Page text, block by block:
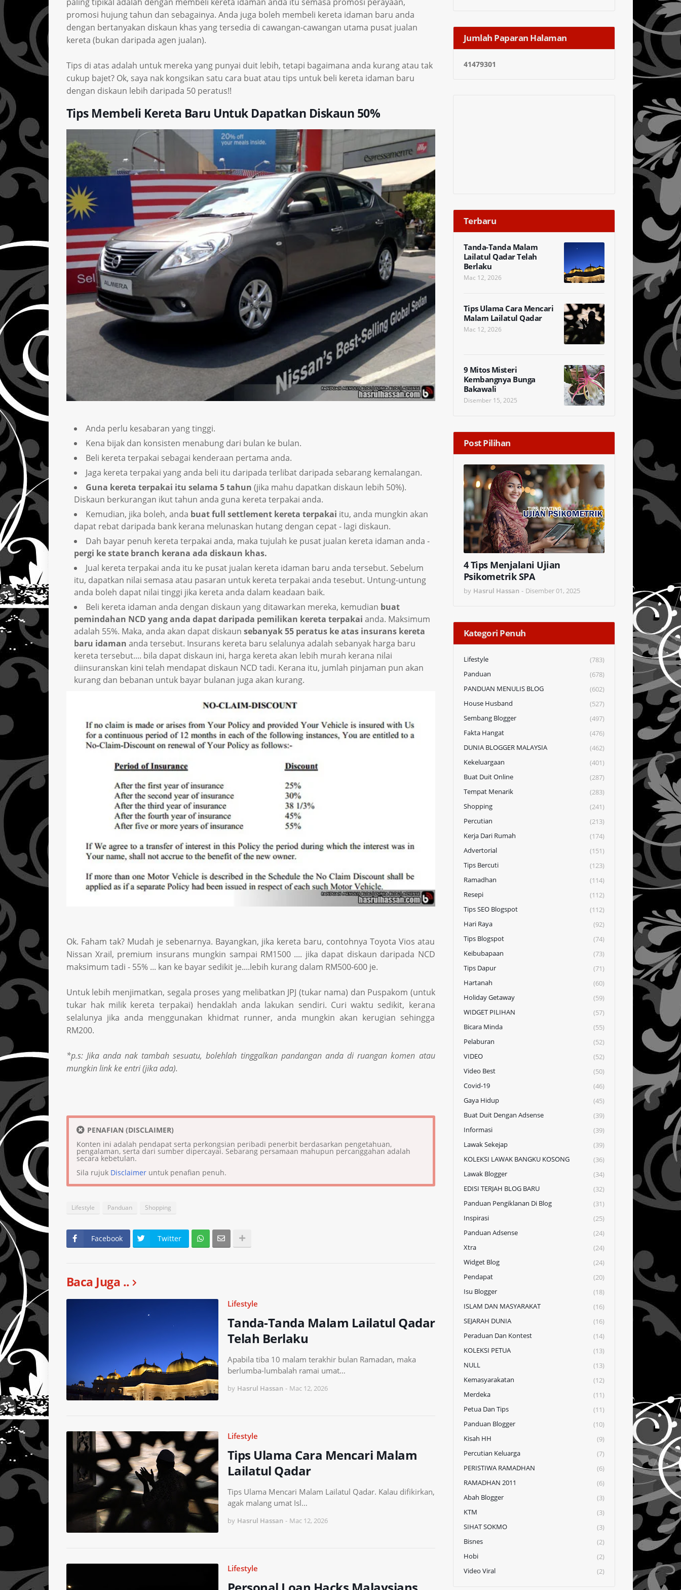
promosi hujung tahun dan sebagainya. Anda juga boleh membeli kereta idaman baru anda
dengan bertanyakan diskaun khas yang tersedia di cawangan-cawangan utama pusat jualan
kereta (bukan daripada agen jualan).
Tips di atas adalah untuk mereka yang punyai duit lebih, tetapi bagaimana anda kurang atau tak
cukup bajet? Ok, saya nak kongsikan satu cara buat atau tips untuk beli kereta idaman baru
dengan diskaun lebih daripada 50 peratus!!
Tips Membeli Kereta Baru Untuk Dapatkan Diskaun 50%
Anda perlu kesabaran yang tinggi.
Kena bijak dan konsisten menabung dari bulan ke bulan.
Beli kereta terpakai sebagai kenderaan pertama anda.
Jaga kereta terpakai yang anda beli itu daripada terlibat daripada sebarang kemalangan.
Guna kereta terpakai itu selama 5 tahun (jika mahu dapatkan diskaun lebih 50%).
Diskaun berkurangan ikut tahun anda guna kereta terpakai anda.
Kemudian, jika boleh, anda buat full settlement kereta terpakai itu, anda mungkin akan
dapat rebat daripada bank kerana melunaskan hutang dengan cepat - lagi diskaun.
Dah bayar penuh kereta terpakai anda, maka tujulah ke pusat jualan kereta idaman anda -
pergi ke state branch kerana ada diskaun khas.
Jual kereta terpakai anda itu ke pusat jualan kereta idaman baru anda tersebut. Sebelum
itu, dapatkan nilai semasa atau pasaran untuk kereta terpakai anda tesebut. Untung-untung
anda boleh dapat nilai tinggi jika kereta anda dalam keadaan baik.
Beli kereta idaman anda dengan diskaun yang ditawarkan mereka, kemudian buat
pemindahan NCD yang anda dapat daripada pemilikan kereta terpakai anda. Maksimum
adalah 55%. Maka, anda akan dapat diskaun sebanyak 55 peratus ke atas insurans kereta
baru idaman anda tersebut. Insurans kereta baru selalunya adalah sebanyak harga baru
kereta tersebut.... bila dapat diskaun ini, harga kereta akan lebih murah kerana nilai
diinsuranskan kini telah mendapat diskaun NCD tadi. Kerana itu, jumlah pinjaman pun akan
kurang dan bebanan untuk bayar bulanan juga akan kurang.
Ok. Faham tak? Mudah je sebenarnya. Bayangkan, jika kereta baru, contohnya Toyota Vios atau
Nissan Xrail, premium insurans mungkin sampai RM1500 .... jika dapat diskaun daripada NCD
maksimum tadi - 55% ... kan ke bayar sedikit je....lebih kurang dalam RM500-600 je.
Untuk lebih menjimatkan, segala proses yang melibatkan JPJ (tukar nama) dan Puspakom (untuk
tukar hak milik kereta terpakai) hendaklah anda lakukan sendiri. Curi waktu sedikit, kerana
selalunya jika anda menggunakan khidmat runner, anda mungkin akan kerugian sehingga
RM200.
*p.s: Jika anda nak tambah sesuatu, bolehlah tinggalkan pandangan anda di ruangan komen atau
mungkin link ke entri (jika ada).
PENAFIAN (DISCLAIMER)
Konten ini adalah pendapat serta perkongsian peribadi penerbit berdasarkan pengetahuan,
pengalaman, serta dari sumber dipercayai. Sebarang persamaan mahupun percanggahan adalah
secara kebetulan.
Sila rujuk Disclaimeruntuk penafian penuh.
Lifestyle Panduan Shopping
Facebook Twitter
Baca Juga ..
Lifestyle
Tanda-Tanda Malam Lailatul Qadar
Telah Berlaku
Apabila tiba 10 malam terakhir bulan Ramadan, maka
berlumba-lumbalah ramai umat…
by Hasrul Hassan - Mac 12, 2026
Lifestyle
Tips Ulama Cara Mencari Malam
Lailatul Qadar
Tips Ulama Mencari Malam Lailatul Qadar. Kalau difikirkan,
agak malang umat Isl…
by Hasrul Hassan - Mac 12, 2026
Lifestyle
Jumlah Paparan Halaman
41479301
Terbaru
Tanda-Tanda Malam
Lailatul Qadar Telah
Berlaku
Mac 12, 2026
Tips Ulama Cara Mencari
Malam Lailatul Qadar
Mac 12, 2026
9 Mitos Misteri
Kembangnya Bunga
Bakawali
Disember 15, 2025
Post Pilihan
4 Tips Menjalani Ujian
Psikometrik SPA
by Hasrul Hassan - Disember 01, 2025
Kategori Penuh
Lifestyle
(783)
Panduan
(678)
PANDUAN MENULIS BLOG
(602)
House Husband
(527)
Sembang Blogger
(497)
Fakta Hangat
(476)
DUNIA BLOGGER MALAYSIA
(462)
Kekeluargaan
(401)
Buat Duit Online
(287)
Tempat Menarik
(283)
Shopping
(241)
Percutian
(213)
Kerja Dari Rumah
(174)
Advertorial
(151)
Tips Bercuti
(123)
Ramadhan
(114)
Resepi
(112)
Tips SEO Blogspot
(112)
Hari Raya
(92)
Tips Blogspot
(74)
Keibubapaan
(73)
Tips Dapur
(71)
Hartanah
(60)
Holiday Getaway
(59)
WIDGET PILIHAN
(57)
Bicara Minda
(55)
Pelaburan
(52)
VIDEO
(52)
Video Best
(50)
Covid-19
(46)
Gaya Hidup
(45)
Buat Duit Dengan Adsense
(39)
Informasi
(39)
Lawak Sekejap
(39)
KOLEKSI LAWAK BANGKU KOSONG
(36)
Lawak Blogger
(34)
EDISI TERJAH BLOG BARU
(32)
Panduan Pengiklanan Di Blog
(31)
Inspirasi
(25)
Panduan Adsense
(24)
Xtra
(24)
Widget Blog
(24)
Pendapat
(20)
Isu Blogger
(18)
ISLAM DAN MASYARAKAT
(16)
SEJARAH DUNIA
(16)
Peraduan Dan Kontest
(14)
KOLEKSI PETUA
(13)
NULL
(13)
Kemasyarakatan
(12)
Merdeka
(11)
Petua Dan Tips
(11)
Panduan Blogger
(10)
Kisah HH
(9)
Percutian Keluarga
(7)
PERISTIWA RAMADHAN
(6)
RAMADHAN 2011
(6)
Abah Blogger
(3)
KTM
(3)
SIHAT SOKMO
(3)
Bisnes
(2)
Hobi
(2)
Video Viral
(2)